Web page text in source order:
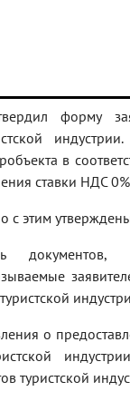
форму
в
ставки НДС
с этим
документов,
о
туристской